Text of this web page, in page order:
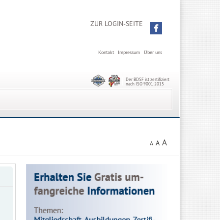
ZUR LOGIN-SEITE
Über uns
Impressum
Kontakt
Der BDSF ist zertifiziert
nach ISO 9001:2015
A A A